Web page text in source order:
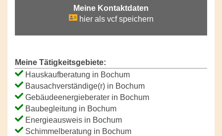
Meine Kontaktdaten
hier als vcf speichern
Meine Tätigkeitsgebiete:
Hauskaufberatung in Bochum
Bausachverständige(r) in Bochum
Gebäudeenergieberater in Bochum
Baubegleitung in Bochum
Energieausweis in Bochum
Schimmelberatung in Bochum